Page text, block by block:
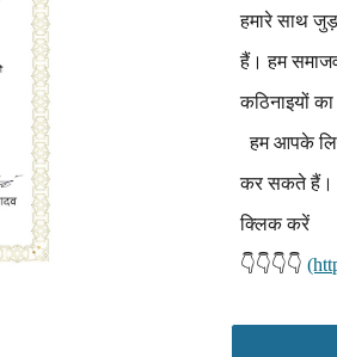
हमारे साथ
हैं। हम
कठिनाइयों
हम आपके
कर सकते हैं।
क्लिक करें
👇👇👇👇